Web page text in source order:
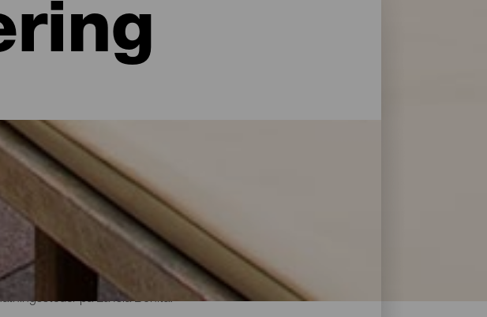
af natur og med alle former for service og pleje: La Palma har
perfekte mulighed for at genoplade batterierne efter en dag på
på La Isla Bonita.